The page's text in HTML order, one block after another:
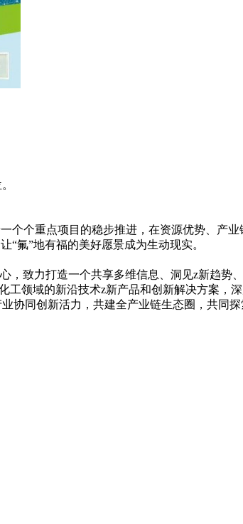
个个重点项目的稳步推进，在资源优势、产
“氟”地有福的美好愿景成为生动现实。
，致力打造一个共享多维信息、洞见z新趋势
领域的新沿技术z新产品和创新解决方案，
同创新活力，共建全产业链生态圈，共同探